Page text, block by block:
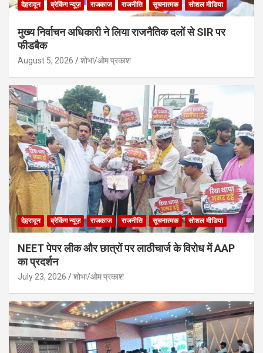
देहरादून ब्रेकिंग न्यूज़ राजकाज राजनीति सूचनात्मक सोशल मीडिया
मुख्य निर्वाचन अधिकारी ने लिया राजनैतिक दलों से SIR पर
फीडबैक
August 5, 2026 शोभा/ओम प्रकाश
देहरादून ब्रेकिंग न्यूज़ राजकाज राजनीति सूचनात्मक सोशल मीडिया
NEET पेपर लीक और छात्रों पर लाठीचार्ज के विरोध में AAP
का प्रदर्शन
July 23, 2026 शोभा/ओम प्रकाश